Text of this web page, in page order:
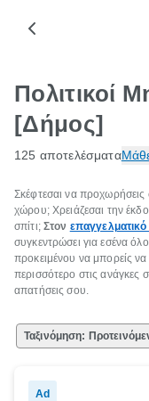
Πολιτικοί
[Δήμος]
125 αποτελέσματα
Σκέφτεσαι να προχωρήσεις
χώρου; Χρειάζεσαι την
σπίτι; Στον
συγκεντρώσει για εσένα
προκειμένου να μπορείς να
περισσότερο στις ανάγκες
απατήσεις σου.
Ταξινόμηση:
Ad